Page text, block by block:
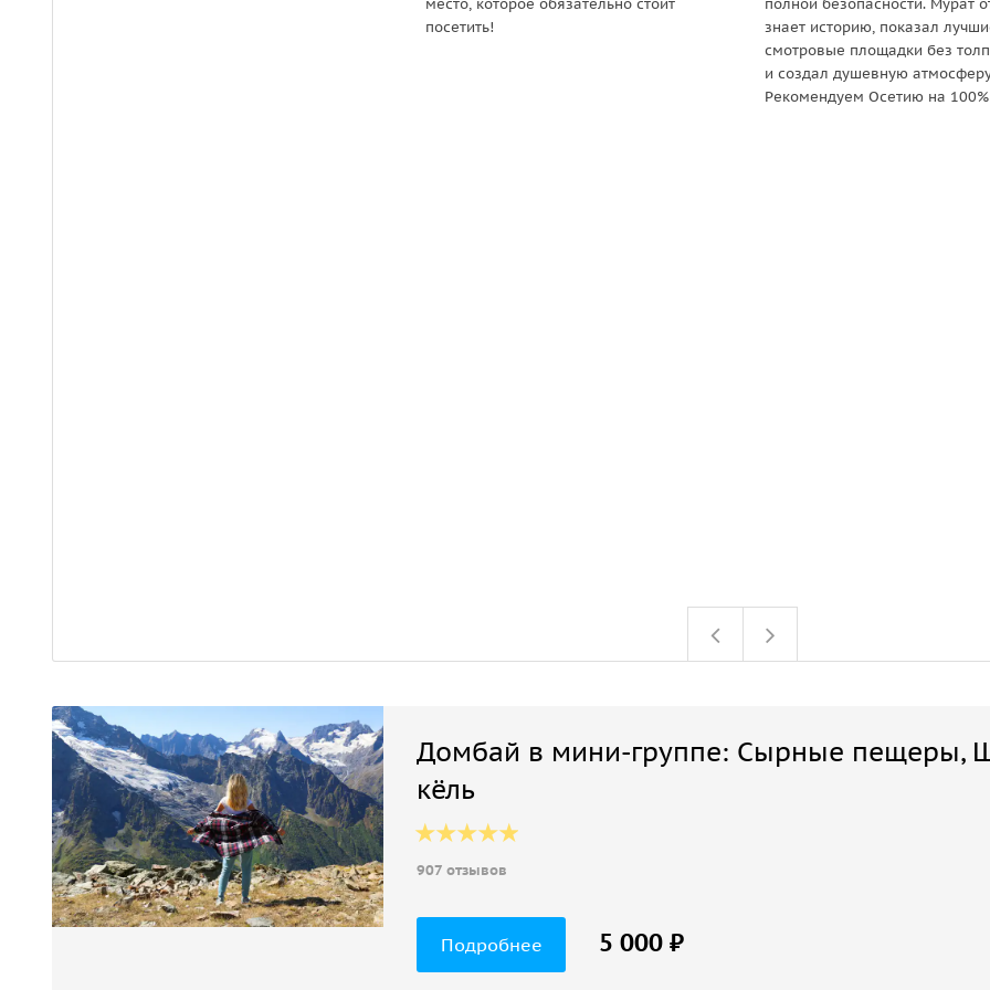
место, которое обязательно стоит
посетить!
полной безопасности. Мурат
знает историю, показал
смотровые площадки без толп
и создал душевную
Рекомендуем Осетию на 100%
Домбай в мини-группе: Сырные пещеры,
кёль
907 отзывов
Подробнее 5 000 ₽